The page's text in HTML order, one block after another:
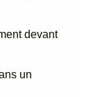
devant
un